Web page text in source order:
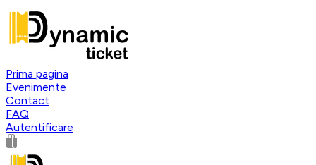
Prima pagina
Evenimente
Contact
FAQ
Autentificare